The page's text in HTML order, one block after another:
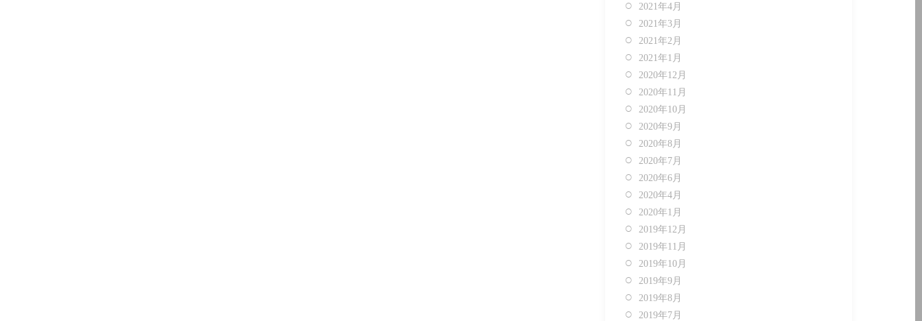
2021年4月
2021年3月
2021年2月
2021年1月
2020年12月
2020年11月
2020年10月
2020年9月
2020年8月
2020年7月
2020年6月
2020年4月
2020年1月
2019年12月
2019年11月
2019年10月
2019年9月
2019年8月
2019年7月